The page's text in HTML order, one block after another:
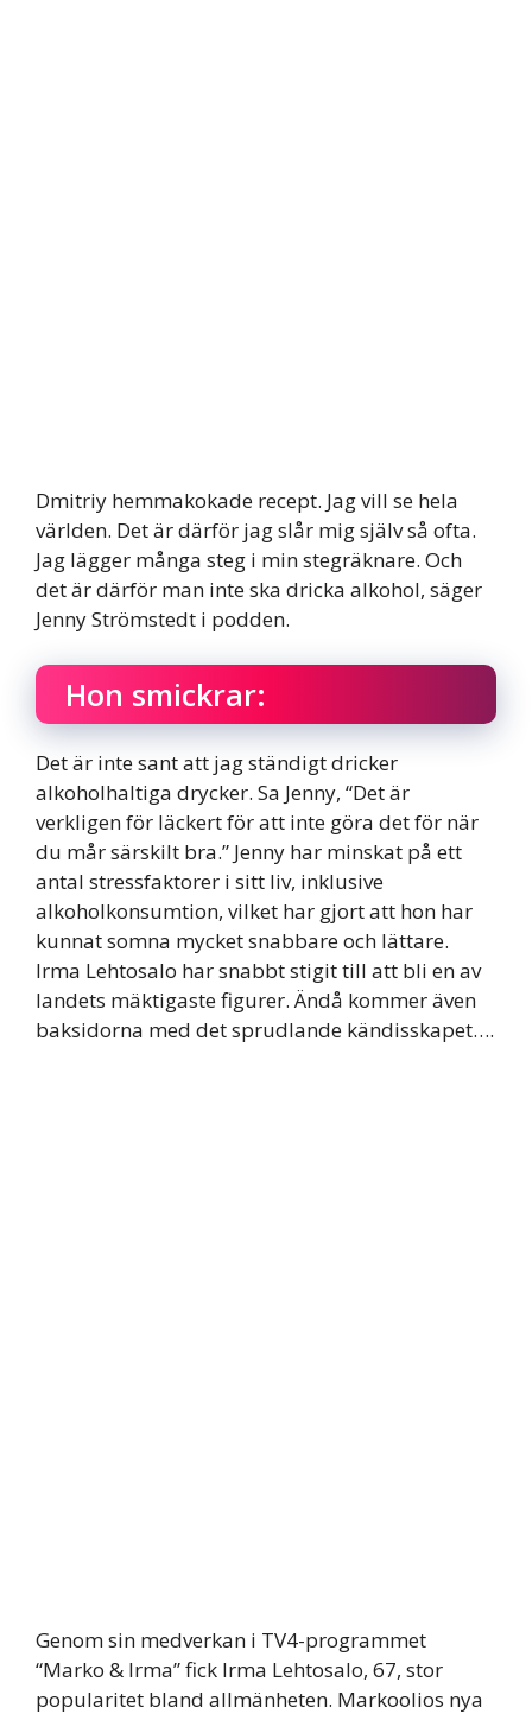
Dmitriy hemmakokade recept. Jag vill se hela
världen. Det är därför jag slår mig själv så ofta.
Jag lägger många steg i min stegräknare. Och
det är därför man inte ska dricka alkohol, säger
Jenny Strömstedt i podden.
Hon smickrar:
Det är inte sant att jag ständigt dricker
alkoholhaltiga drycker. Sa Jenny, “Det är
verkligen för läckert för att inte göra det för när
du mår särskilt bra.” Jenny har minskat på ett
antal stressfaktorer i sitt liv, inklusive
alkoholkonsumtion, vilket har gjort att hon har
kunnat somna mycket snabbare och lättare.
Irma Lehtosalo har snabbt stigit till att bli en av
landets mäktigaste figurer. Ändå kommer även
baksidorna med det sprudlande kändisskapet….
Genom sin medverkan i TV4-programmet
“Marko & Irma” fick Irma Lehtosalo, 67, stor
popularitet bland allmänheten. Markoolios nya